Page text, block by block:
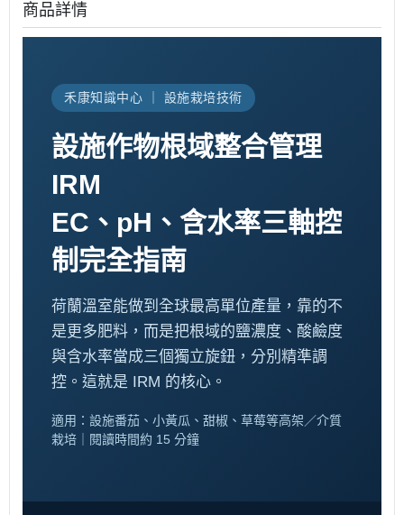
商品詳情
禾康知識中心 ｜ 設施栽培技術
設施作物根域整合管理
IRM
EC、pH、含水率三軸控
制完全指南
荷蘭溫室能做到全球最高單位產量，靠的不
是更多肥料，而是把根域的鹽濃度、酸鹼度
與含水率當成三個獨立旋鈕，分別精準調
控。這就是 IRM 的核心。
適用：設施番茄、小黃瓜、甜椒、草莓等高架／介質
栽培｜閱讀時間約 15 分鐘